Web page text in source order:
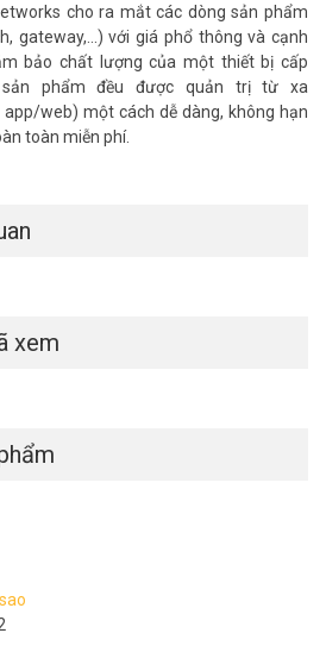
cho ra mắt các dòng sản phẩm
gateway,...) với giá phổ thông và cạnh
bảo chất lượng của một thiết bị cấp
phẩm đều được quản trị từ xa
web) một cách dễ dàng, không hạn
toàn miễn phí.
xem